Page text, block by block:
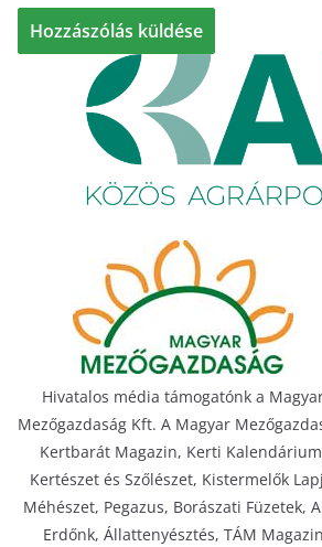
Hivatalos média támogatónk a
Mezőgazdaság Kft. A Magyar
Kertbarát Magazin, Kerti
Kertészet és Szőlészet, Kistermelők
Méhészet, Pegazus, Borászati Füzetek,
Erdőnk, Állattenyésztés, TÁM Magazin